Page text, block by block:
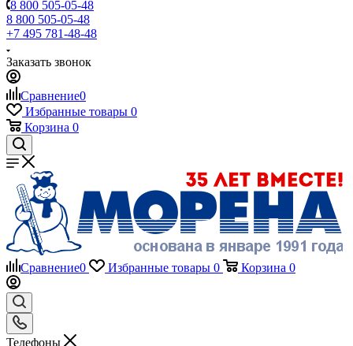
8 800 505-05-48
8 800 505-05-48
+7 495 781-48-48
Заказать звонок
Сравнение0
Избранные товары 0
Корзина 0
Сравнение0 Избранные товары 0 Корзина 0
Телефоны